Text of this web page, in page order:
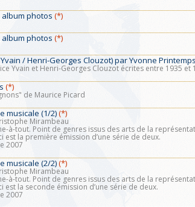
album photos (*)
album photos (*)
/ Henri-Georges Clouzot) par Yvonne Printemps
Yvain et Henri-Georges Clouzot écrites entre 1935 et
(*)
de Maurice Picard
musicale (1/2)(*)
Mirambeau
à-tout. Point de genres issus des arts de la
est la première émission d’une série de deux.
2007
musicale (2/2)(*)
Mirambeau
à-tout. Point de genres issus des arts de la
est la seconde émission d’une série de deux.
2007